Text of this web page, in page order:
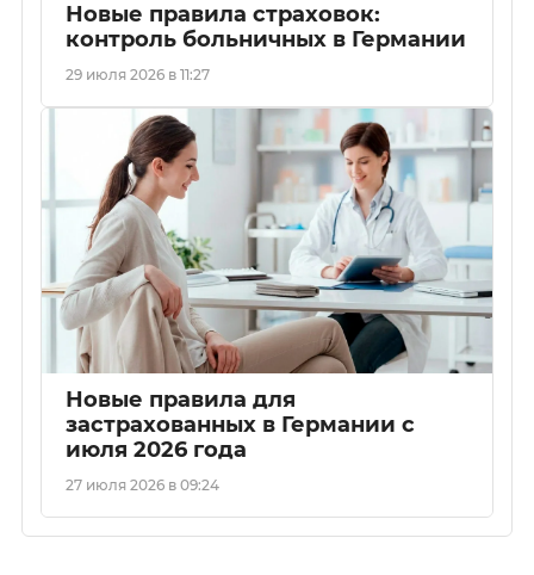
Новые правила страховок:
контроль больничных в Германии
29 июля 2026 в 11:27
Новые правила для
застрахованных в Германии с
июля 2026 года
27 июля 2026 в 09:24